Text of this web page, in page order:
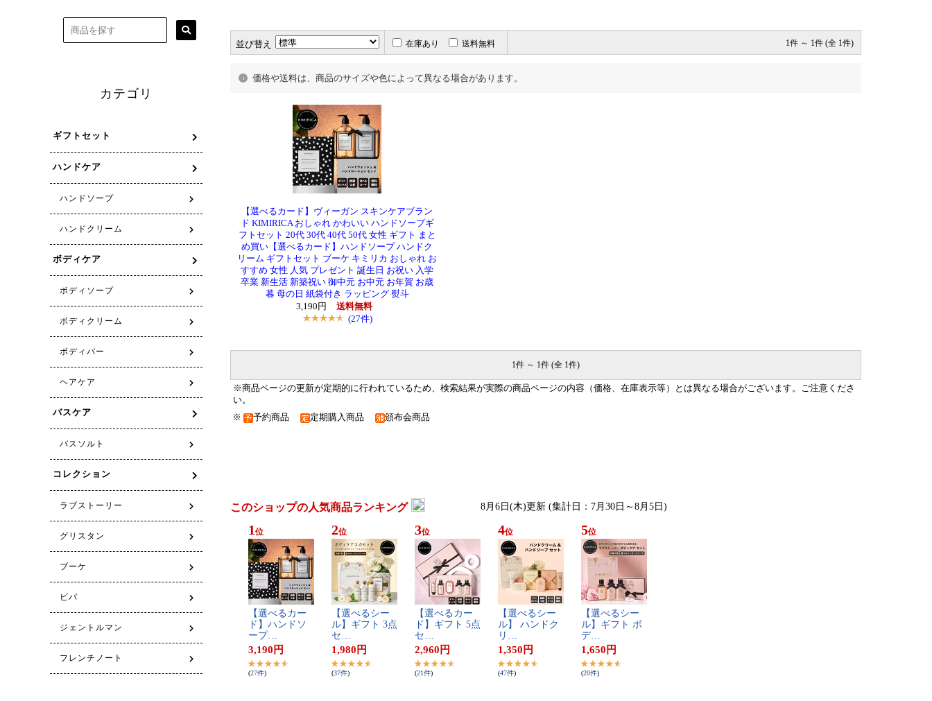
並び替え 在庫あり 送料無料 1件 ～ 1件 (全 1件)
価格や送料は、商品のサイズや色によって異なる場合があります。
【選べるカード】ヴィーガン スキンケアブラン
ド KIMIRICA おしゃれ かわいい ハンドソープギ
フトセット 20代 30代 40代 50代 女性 ギフト まと
め買い【選べるカード】ハンドソープ ハンドク
リーム ギフトセット ブーケ キミリカ おしゃれ お
すすめ 女性 人気 プレゼント 誕生日 お祝い 入学
卒業 新生活 新築祝い 御中元 お中元 お年賀 お歳
暮 母の日 紙袋付き ラッピング 熨斗
3,190円
送料無料
(27件)
1件 ～ 1件 (全 1件)
※商品ページの更新が定期的に行われているため、検索結果が実際の商品ページの内容（価格、在庫表示等）とは異なる場合がございます。ご注意くださ
い。
※ 予約商品 定期購入商品 頒布会商品
このショップの人気商品ランキング 8月6日(木)更新 (集計日：7月30日～8月5日)
1 位
【​選​べ​る​カ​ー​
ド​】​ハ​ン​ド​ソ​
ー​プ​…
3,190 円
(27件)
2位
【​選​べ​る​シ​ー​
ル​】​ギ​フ​ト​ ​3​点​
セ​…
1,980 円
(37件)
3位
【​選​べ​る​カ​ー​
ド​】​ギ​フ​ト​ ​5​点​
セ​…
2,960 円
(21件)
4位
【​選​べ​る​シ​ー​
ル​】​ ​ハ​ン​ド​ク​
リ​…
1,350 円
(47件)
5位
【​選​べ​る​シ​ー​
ル​】​ギ​フ​ト​ ​ボ​
デ​…
1,650 円
(20件)